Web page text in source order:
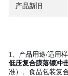
产品新旧
1、产品用途/适用
低压复合膜落镖冲
准）、食品包装复